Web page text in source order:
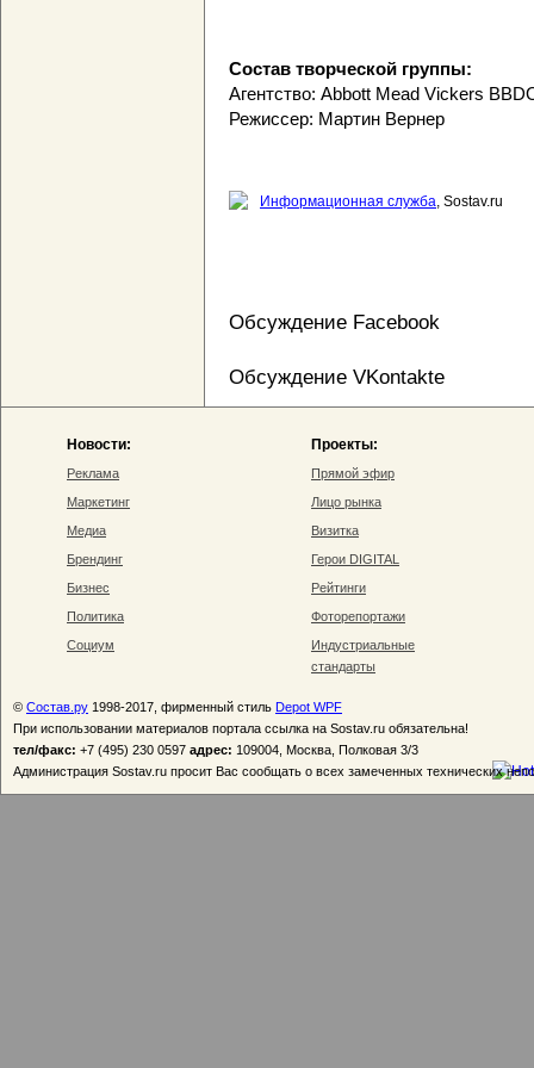
Состав творческой группы:
Агентство: Abbott Mead Vickers
Режиссер: Мартин Вернер
Информационная служба, Sostav.ru
Обсуждение Facebook
Обсуждение VKontakte
Новости:
Реклама
Маркетинг
Медиа
Брендинг
Бизнес
Политика
Социум
Проекты:
Прямой эфир
Лицо рынка
Визитка
Герои DIGITAL
Рейтинги
Фоторепортажи
Индустриальные
стандарты
© Состав.ру 1998-2017, фирменный стиль Depot WPF
При использовании материалов портала ссылка на Sostav.ru обязательна!
тел/факс: +7 (495) 230 0597 адрес: 109004, Москва, Полковая 3/3
Администрация Sostav.ru просит Вас сообщать о всех замеченных технических